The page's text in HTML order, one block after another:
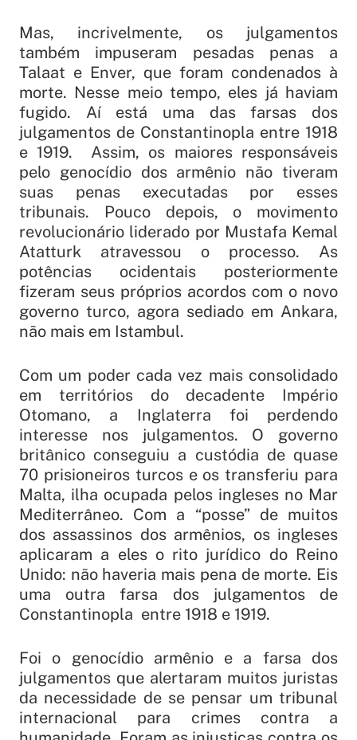
Mas, incrivelmente, os julgamentos
também impuseram pesadas penas a
Talaat e Enver, que foram condenados à
morte. Nesse meio tempo, eles já haviam
fugido. Aí está uma das farsas dos
julgamentos de Constantinopla entre 1918
e 1919. Assim, os maiores responsáveis
pelo genocídio dos armênio não tiveram
suas penas executadas por esses
tribunais. Pouco depois, o movimento
revolucionário liderado por Mustafa Kemal
Atatturk atravessou o processo. As
potências ocidentais posteriormente
fizeram seus próprios acordos com o novo
governo turco, agora sediado em Ankara,
não mais em Istambul.
Com um poder cada vez mais consolidado
em territórios do decadente Império
Otomano, a Inglaterra foi perdendo
interesse nos julgamentos. O governo
britânico conseguiu a custódia de quase
70 prisioneiros turcos e os transferiu para
Malta, ilha ocupada pelos ingleses no Mar
Mediterrâneo. Com a “posse” de muitos
dos assassinos dos armênios, os ingleses
aplicaram a eles o rito jurídico do Reino
Unido: não haveria mais pena de morte. Eis
uma outra farsa dos julgamentos de
Constantinopla entre 1918 e 1919.
Foi o genocídio armênio e a farsa dos
julgamentos que alertaram muitos juristas
da necessidade de se pensar um tribunal
internacional para crimes contra a